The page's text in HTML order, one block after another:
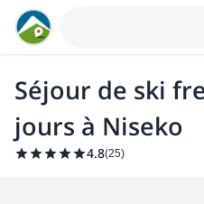
Séjour de ski
jours à Niseko
4.8(25)